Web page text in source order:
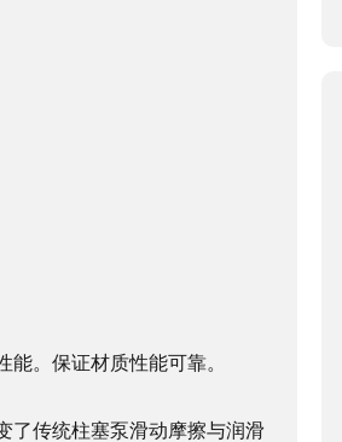
。保证材质性能可靠。
了传统柱塞泵滑动摩擦与润滑